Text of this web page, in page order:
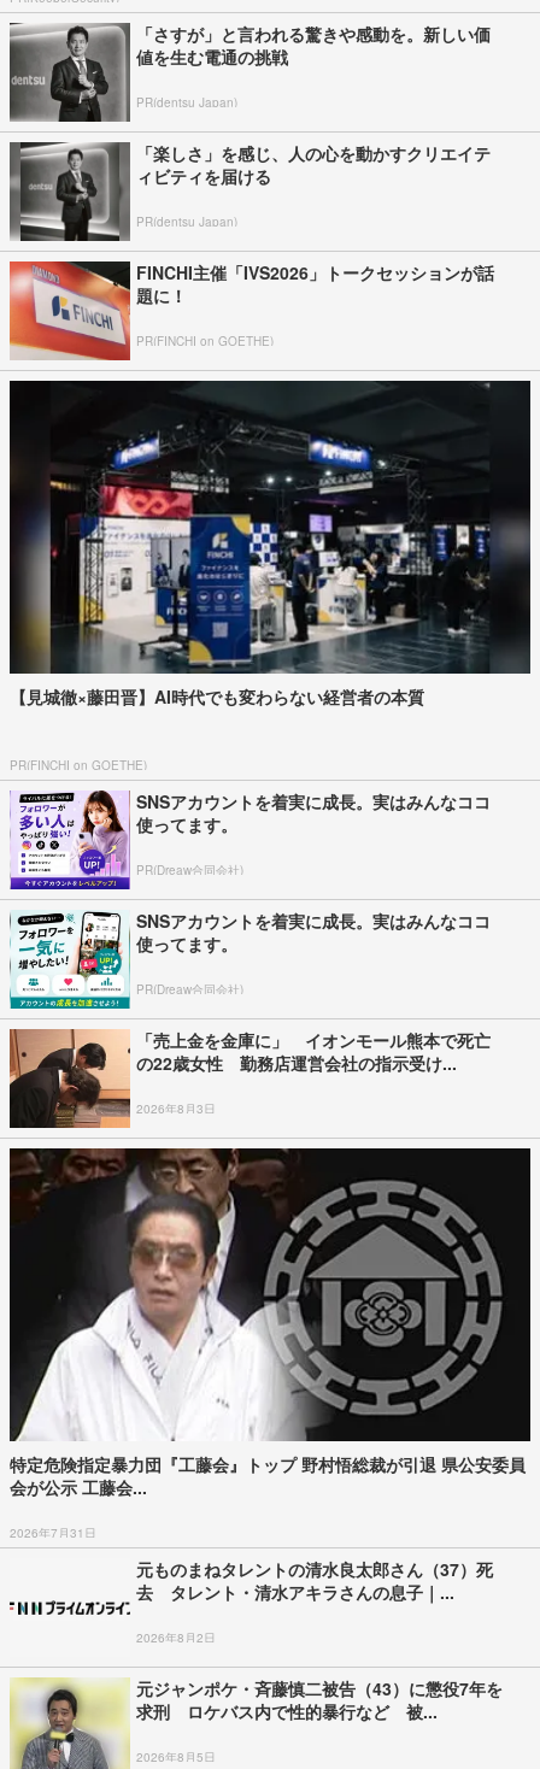
「さすが」と言われる驚きや感動を。新しい価
値を生む電通の挑戦
PR(dentsu Japan)
「楽しさ」を感じ、人の心を動かすクリエイテ
ィビティを届ける
PR(dentsu Japan)
FINCHI主催「IVS2026」トークセッションが話
題に！
PR(FINCHI on GOETHE)
【見城徹×藤田晋】AI時代でも変わらない経営者の本質
PR(FINCHI on GOETHE)
SNSアカウントを着実に成長。実はみんなココ
使ってます。
PR(Dreaw合同会社)
SNSアカウントを着実に成長。実はみんなココ
使ってます。
PR(Dreaw合同会社)
「売上金を金庫に」 イオンモール熊本で死亡
の22歳女性 勤務店運営会社の指示受け...
2026年8月3日
特定危険指定暴力団『工藤会』トップ 野村悟総裁が引退 県公安委員
会が公示 工藤会...
2026年7月31日
元ものまねタレントの清水良太郎さん（37）死
去 タレント・清水アキラさんの息子｜...
2026年8月2日
元ジャンポケ・斉藤慎二被告（43）に懲役7年を
求刑 ロケバス内で性的暴行など 被...
2026年8月5日